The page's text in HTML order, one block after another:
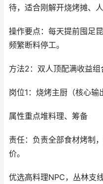
待，适合刚解开烧烤摊、人
操作要点：每天提前囤足
频繁断料停工。
方法2：双人顶配满收益组
岗位1：烧烤主厨（核心输
属性重点堆料理、筹备
责任：负责全部食材烤制
价。
优选高料理NPC，丛林支